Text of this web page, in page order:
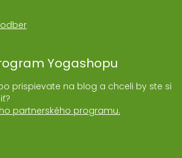
Yogashopu
prispievate na blog a chceli by ste si
partnerského programu.